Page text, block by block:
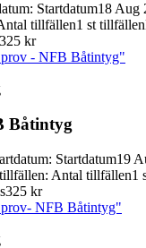
: Startdatum18 Aug
tillfällen1 st tillfällen
325 kr
- NFB Båtintyg"
Båtintyg
: Startdatum19
: Antal tillfällen1
325 kr
NFB Båtintyg"